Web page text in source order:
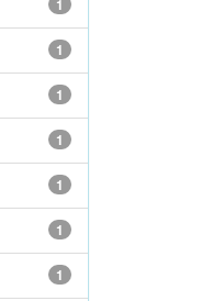
1
1
1
1
1
1
1